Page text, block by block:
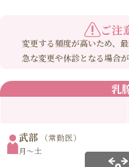
ご注
変更する頻度が高いため、
急な変更や休診となる場合
乳
武部
（常勤医）
月〜土